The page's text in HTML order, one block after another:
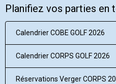
Planifiez vos parties en
Calendrier COBE GOLF 2026
Calendrier CORPS GOLF 2026
Réservations Verger CORPS